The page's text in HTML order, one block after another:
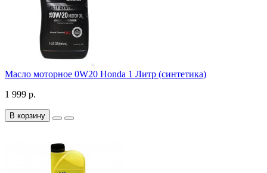
Масло моторное 0W20 Honda 1 Литр (синтетика)
1 999 р.
В корзину